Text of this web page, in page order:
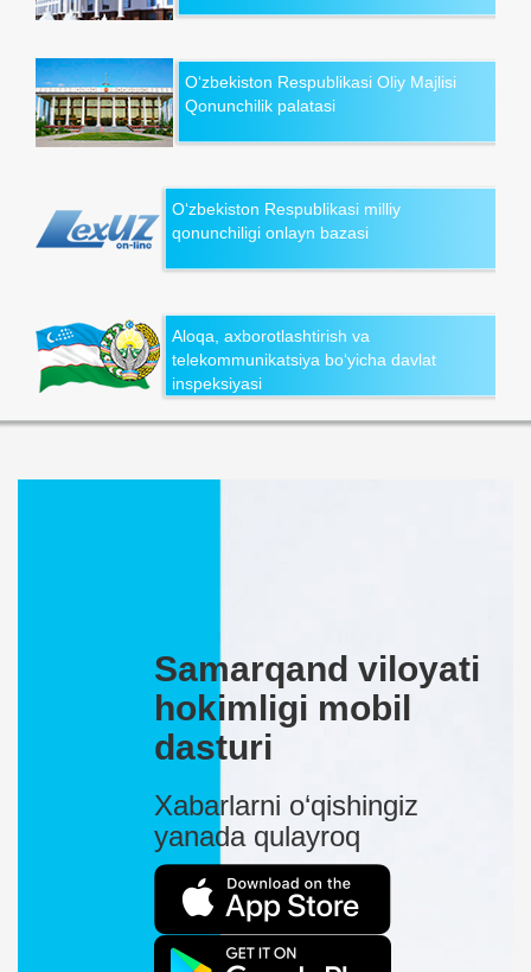
O‘zbekiston Respublikasi Oliy Majlisi
Qonunchilik palatasi
O‘zbekiston Respublikasi milliy
qonunchiligi onlayn bazasi
Aloqa, axborotlashtirish va
telekommunikatsiya bo‘yicha davlat
inspeksiyasi
Samarqand viloyati
hokimligi mobil
dasturi
Xabarlarni o‘qishingiz
yanada qulayroq